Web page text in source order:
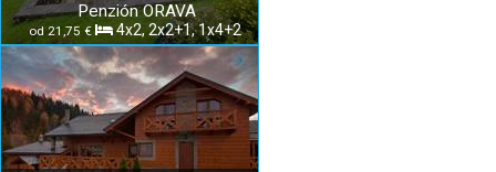
Penzión ORAVA
od 21,75 € 4x2, 2x2+1, 1x4+2